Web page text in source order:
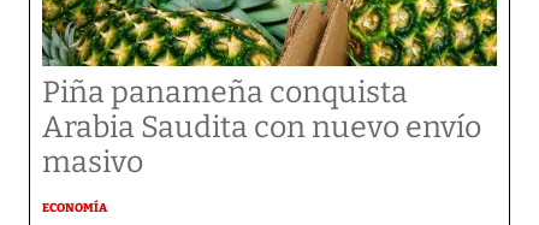
Piña panameña conquista
Arabia Saudita con nuevo envío
masivo
ECONOMÍA